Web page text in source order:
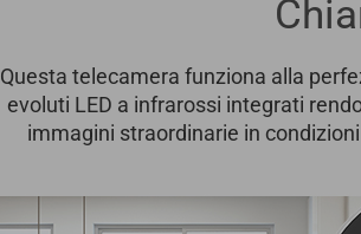
Questa telecamera funziona alla
evoluti LED a infrarossi integrati
immagini straordinarie in